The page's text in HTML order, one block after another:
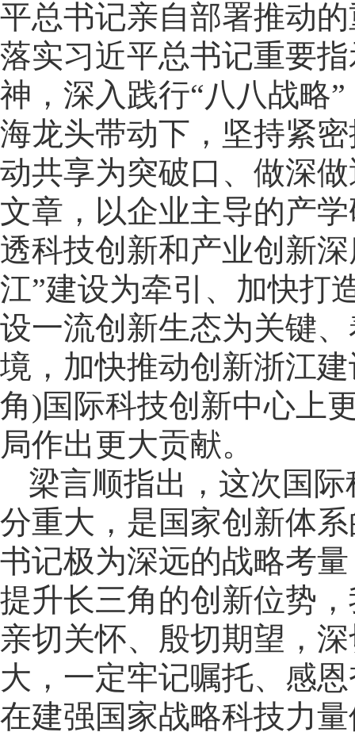
平总书记亲自部署推动
落实习近平总书记重要
神，深入践行“八八战略
海龙头带动下，坚持紧
动共享为突破口、做深
文章，以企业主导的产
透科技创新和产业创新
江”建设为牵引、加快打
设一流创新生态为关键
境，加快推动创新浙江
角)国际科技创新中心上
局作出更大贡献。
梁言顺指出，这次国
分重大，是国家创新体
书记极为深远的战略考
提升长三角的创新位势
亲切关怀、殷切期望，
大，一定牢记嘱托、感
在建强国家战略科技力